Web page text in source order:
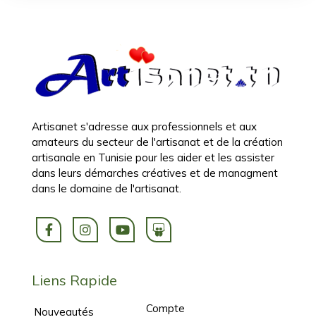
Artisanet s'adresse aux professionnels et aux
amateurs du secteur de l'artisanat et de la création
artisanale en Tunisie pour les aider et les assister
dans leurs démarches créatives et de managment
dans le domaine de l'artisanat.
Liens Rapide
Nouveautés
Compte